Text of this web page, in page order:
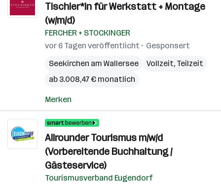
Tischler*in für Werkstatt + Montage
(w/m/d)
FERCHER + STOCKINGER
vor 6 Tagen veröffentlicht
Gesponsert
Seekirchen am Wallersee
Vollzeit, Teilzeit
ab 3.008,47 € monatlich
Merken
Allrounder Tourismus m/w/d
(Vorbereitende Buchhaltung /
Gästeservice)
Tourismusverband Eugendorf